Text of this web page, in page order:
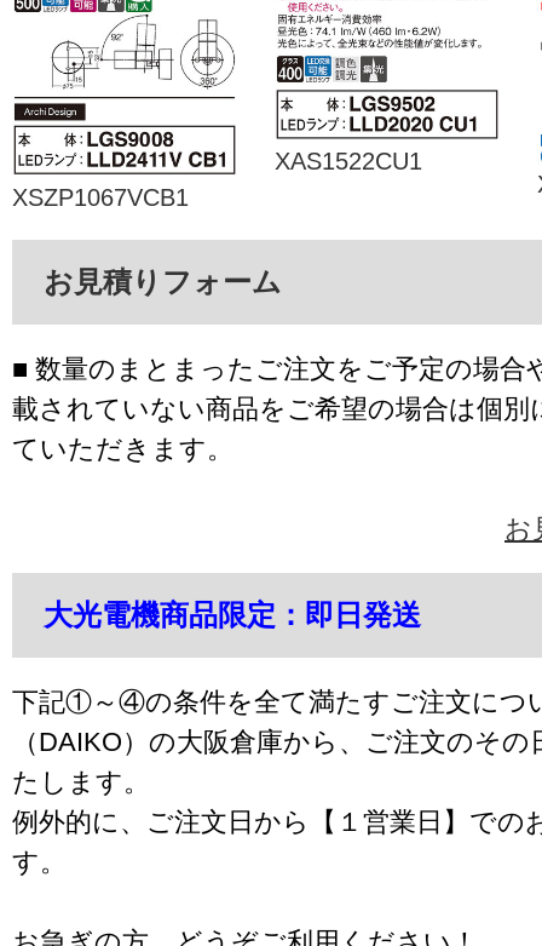
XSZP1067VCB1
XAS1522CU1
お見積りフォーム
■ 数量のまとまったご注文をご予定の場合
載されていない商品をご希望の場合は個別
ていただきます。
お
大光電機商品限定：即日発送
下記①～④の条件を全て満たすご注文につ
（DAIKO）の大阪倉庫から、ご注文のそ
たします。
例外的に、ご注文日から【１営業日】での
す。